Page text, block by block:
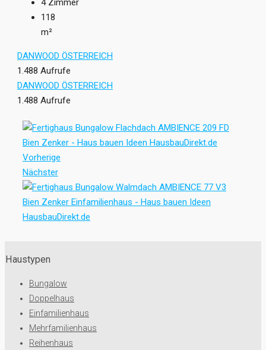
4 Zimmer
118
m²
DANWOOD ÖSTERREICH
1.488 Aufrufe
DANWOOD ÖSTERREICH
1.488 Aufrufe
Vorherige
Nächster
Haustypen
Bungalow
Doppelhaus
Einfamilienhaus
Mehrfamilienhaus
Reihenhaus